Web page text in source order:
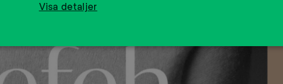
Visa detaljer